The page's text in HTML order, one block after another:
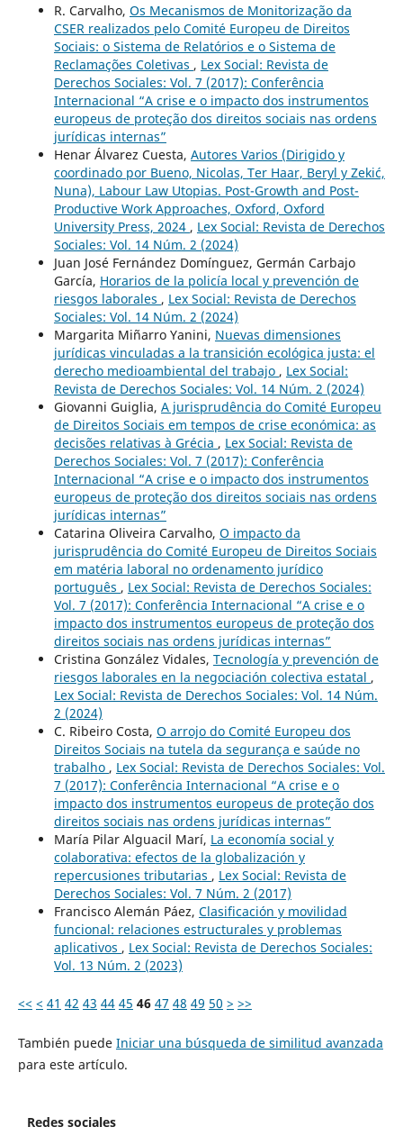
R. Carvalho, Os Mecanismos de Monitorização da
CSER realizados pelo Comité Europeu de Direitos
Sociais: o Sistema de Relatórios e o Sistema de
Reclamações Coletivas , Lex Social: Revista de
Derechos Sociales: Vol. 7 (2017): Conferência
Internacional “A crise e o impacto dos instrumentos
europeus de proteção dos direitos sociais nas ordens
jurídicas internas”
Henar Álvarez Cuesta, Autores Varios (Dirigido y
coordinado por Bueno, Nicolas, Ter Haar, Beryl y Zekić,
Nuna), Labour Law Utopias. Post-Growth and Post-
Productive Work Approaches, Oxford, Oxford
University Press, 2024 , Lex Social: Revista de Derechos
Sociales: Vol. 14 Núm. 2 (2024)
Juan José Fernández Domínguez, Germán Carbajo
García, Horarios de la policía local y prevención de
riesgos laborales , Lex Social: Revista de Derechos
Sociales: Vol. 14 Núm. 2 (2024)
Margarita Miñarro Yanini, Nuevas dimensiones
jurídicas vinculadas a la transición ecológica justa: el
derecho medioambiental del trabajo , Lex Social:
Revista de Derechos Sociales: Vol. 14 Núm. 2 (2024)
Giovanni Guiglia, A jurisprudência do Comité Europeu
de Direitos Sociais em tempos de crise económica: as
decisões relativas à Grécia , Lex Social: Revista de
Derechos Sociales: Vol. 7 (2017): Conferência
Internacional “A crise e o impacto dos instrumentos
europeus de proteção dos direitos sociais nas ordens
jurídicas internas”
Catarina Oliveira Carvalho, O impacto da
jurisprudência do Comité Europeu de Direitos Sociais
em matéria laboral no ordenamento jurídico
português , Lex Social: Revista de Derechos Sociales:
Vol. 7 (2017): Conferência Internacional “A crise e o
impacto dos instrumentos europeus de proteção dos
direitos sociais nas ordens jurídicas internas”
Cristina González Vidales, Tecnología y prevención de
riesgos laborales en la negociación colectiva estatal ,
Lex Social: Revista de Derechos Sociales: Vol. 14 Núm.
2 (2024)
C. Ribeiro Costa, O arrojo do Comité Europeu dos
Direitos Sociais na tutela da segurança e saúde no
trabalho , Lex Social: Revista de Derechos Sociales: Vol.
7 (2017): Conferência Internacional “A crise e o
impacto dos instrumentos europeus de proteção dos
direitos sociais nas ordens jurídicas internas”
María Pilar Alguacil Marí, La economía social y
colaborativa: efectos de la globalización y
repercusiones tributarias , Lex Social: Revista de
Derechos Sociales: Vol. 7 Núm. 2 (2017)
Francisco Alemán Páez, Clasificación y movilidad
funcional: relaciones estructurales y problemas
aplicativos , Lex Social: Revista de Derechos Sociales:
Vol. 13 Núm. 2 (2023)
<< < 41 42 43 44 45 46 47 48 49 50 > >>
También puede Iniciar una búsqueda de similitud avanzada
para este artículo.
Redes sociales